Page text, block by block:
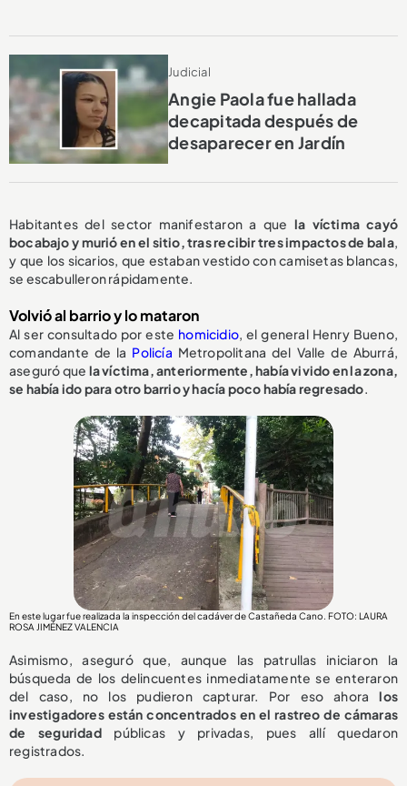
Judicial
Angie Paola fue hallada
decapitada después de
desaparecer en Jardín
Habitantes del sector manifestaron a que la víctima cayó
bocabajo y murió en el sitio, tras recibir tres impactos de bala,
y que los sicarios, que estaban vestido con camisetas blancas,
se escabulleron rápidamente.
Volvió al barrio y lo mataron
Al ser consultado por este homicidio, el general Henry Bueno,
comandante de la Policía Metropolitana del Valle de Aburrá,
aseguró que la víctima, anteriormente, había vivido en la zona,
se había ido para otro barrio y hacía poco había regresado.
En este lugar fue realizada la inspección del cadáver de Castañeda Cano. FOTO: LAURA
ROSA JIMÉNEZ VALENCIA
Asimismo, aseguró que, aunque las patrullas iniciaron la
búsqueda de los delincuentes inmediatamente se enteraron
del caso, no los pudieron capturar. Por eso ahoralos
investigadores están concentrados en el rastreo de cámaras
de seguridad públicas y privadas, pues allí quedaron
registrados.